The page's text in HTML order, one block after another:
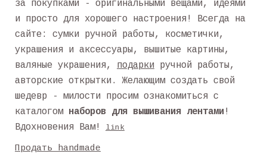
за покупками - оригинальными вещами, идеями
и просто для хорошего настроения! Всегда на
сайте: сумки ручной работы, косметички,
украшения и аксессуары, вышитые картины,
валяные украшения, подарки ручной работы,
авторские открытки. Желающим создать свой
шедевр - милости просим ознакомиться с
каталогом наборов для вышивания лентами!
Вдохновения Вам!
link
Продать handmade